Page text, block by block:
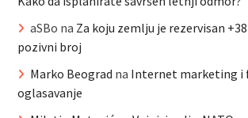
aSBo na Za koju zemlju je rezervisan
pozivni broj
Marko Beograd na Internet marketing i
oglasavanje